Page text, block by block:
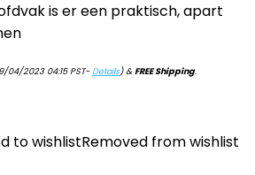
is er een praktisch, apart
04/2023 04:15 PST-Details)&FREE Shipping.
to wishlistRemoved from wishlist